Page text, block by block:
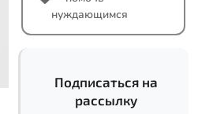
нуждающимся
Подписаться на
рассылку